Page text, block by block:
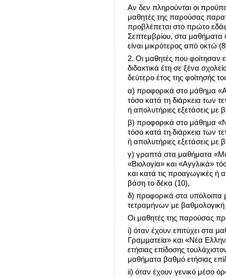
Αν δεν πληρούνται οι
μαθητές της παρούσας
προβλέπεται στο πρώτο
Σεπτεμβρίου, στα μαθήματα
είναι μικρότερος από οκτώ
2. Οι μαθητές που φοίτησαν
διδακτικά έτη σε ξένα
δεύτερο έτος της φοίτησής
α) προφορικά στο μάθημα
τόσο κατά τη διάρκεια των
ή απολυτήριες εξετάσεις
β) προφορικά στο μάθημα
τόσο κατά τη διάρκεια των
ή απολυτήριες εξετάσεις
γ) γραπτά στα μαθήματα
«Βιολογία» και «Αγγλικά»
και κατά τις προαγωγικές ή
βάση το δέκα (10),
δ) προφορικά στα υπόλοιπα
τετραμήνων με
Οι μαθητές της παρούσας
i) όταν έχουν επιτύχει στα
Γραμματεία» και «Νέα
ετήσιας επίδοσης
μαθήματα βαθμό ετήσιας
ii) όταν έχουν γενικό μέσο